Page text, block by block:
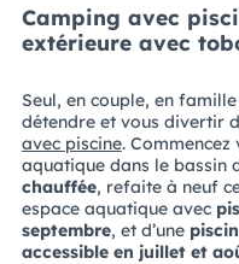
Camping avec
extérieure avec
Seul, en couple, en
détendre et vous divertir
avec piscine.
aquatique dans le bassin
chauffée, refaite à neuf
espace aquatique avec
septembre, et d’une
accessible en juillet et